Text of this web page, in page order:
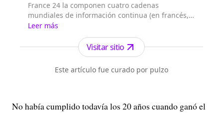
France 24 la componen cuatro cadenas
mundiales de información continua (en francés,
árabe, inglés y español), que emiten las 24/7 en
355 millones de hogares en los 5 continentes.
France 24 cuenta con 61,2 millones de
telespectadores semanales (medición realizada
en 67 países de los 183 en los que se emite al
menos una de las cadenas) y es el primer ca...
Leer más
Visitar sitio
Este artículo fue curado por pulzo
No había cumplido todavía los 20 años cuando ganó el